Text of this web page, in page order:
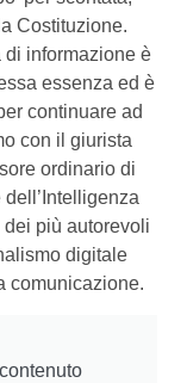
Costituzione.
di informazione è
essenza ed è
continuare ad
con il giurista
ordinario di
più autorevoli
digitale
comunicazione.